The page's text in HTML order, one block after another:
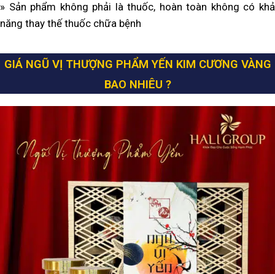
» Sản phẩm không phải là thuốc, hoàn toàn không có khả
năng thay thế thuốc chữa bệnh
GIÁ NGŨ VỊ THƯỢNG PHẨM YẾN KIM CƯƠNG VÀNG
BAO NHIÊU ?